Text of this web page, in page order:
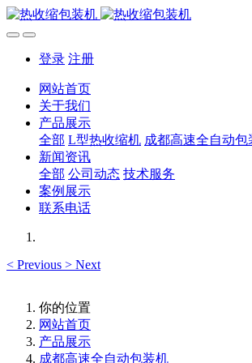
登录 注册
网站首页
关于我们
产品展示
全部 L型热收缩机 成都高速全自动包
新闻资讯
全部 公司动态 技术服务
案例展示
联系电话
< Previous > Next
你的位置
网站首页
产品展示
成都高速全自动包装机